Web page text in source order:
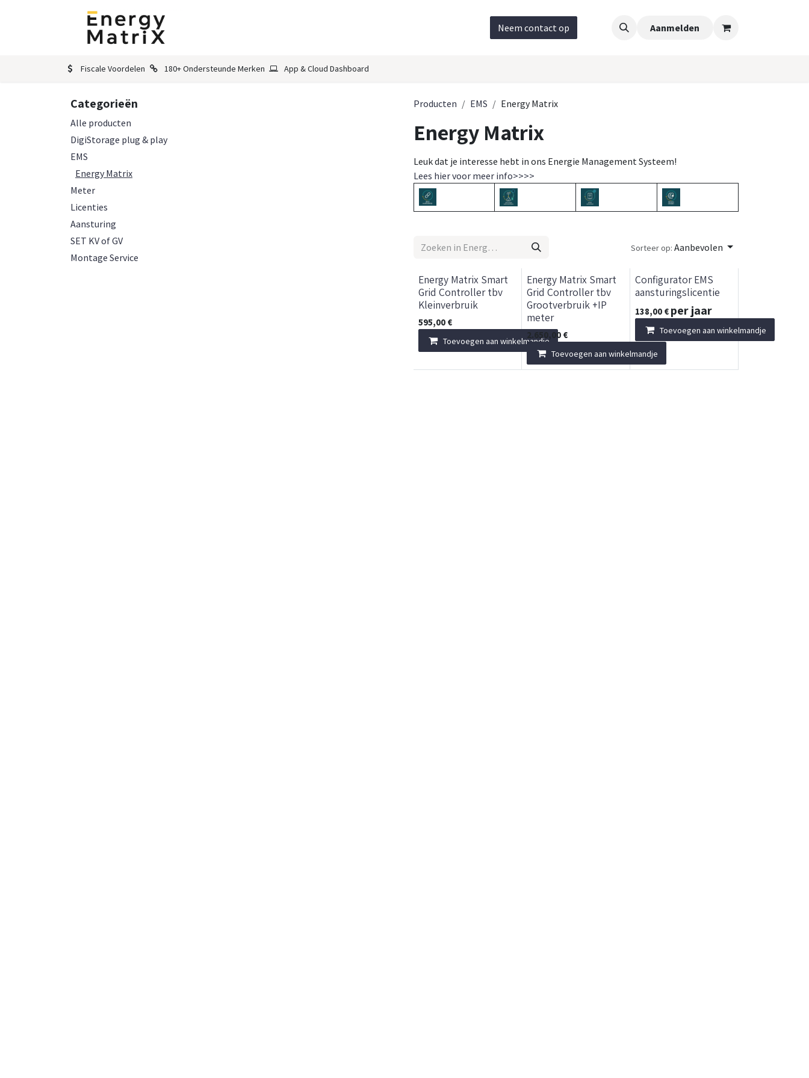
Neem contact op Aanmelden
Fiscale Voordelen 180+ Ondersteunde Merken App & Cloud Dashboard
Categorieën
Alle producten
DigiStorage plug & play
EMS
Energy Matrix
Meter
Licenties
Aansturing
SET KV of GV
Montage Service
Producten EMS Energy Matrix
Energy Matrix
Leuk dat je interesse hebt in ons Energie Management Systeem!
Lees hier voor meer info>>>>
Sorteer op: Aanbevolen
Energy Matrix Smart
Grid Controller tbv
Kleinverbruik
595,00 €
Toevoegen aan winkelmandje
Energy Matrix Smart
Grid Controller tbv
Grootverbruik +IP
meter
2.650,00 €
Toevoegen aan winkelmandje
Configurator EMS
aansturingslicentie
138,00 € per jaar
Toevoegen aan winkelmandje